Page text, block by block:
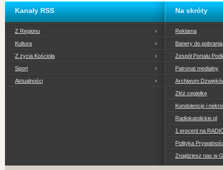
Kanały RSS
Z Regionu
Kultura
Z życia Kościoła
Sport
Aktualności
Na skróty
Reklama
Banery do pobrania
Zespół Portalu
Patronat medialny
Archiwum
Złóż cegiełkę
Kondolencje i
Radiokatolickie.pl
1 procent na
Polityka
Znajdziesz nas w